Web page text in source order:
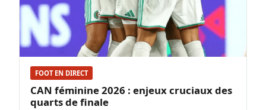
FOOT EN DIRECT
CAN féminine 2026 : enjeux cruciaux des
quarts de finale